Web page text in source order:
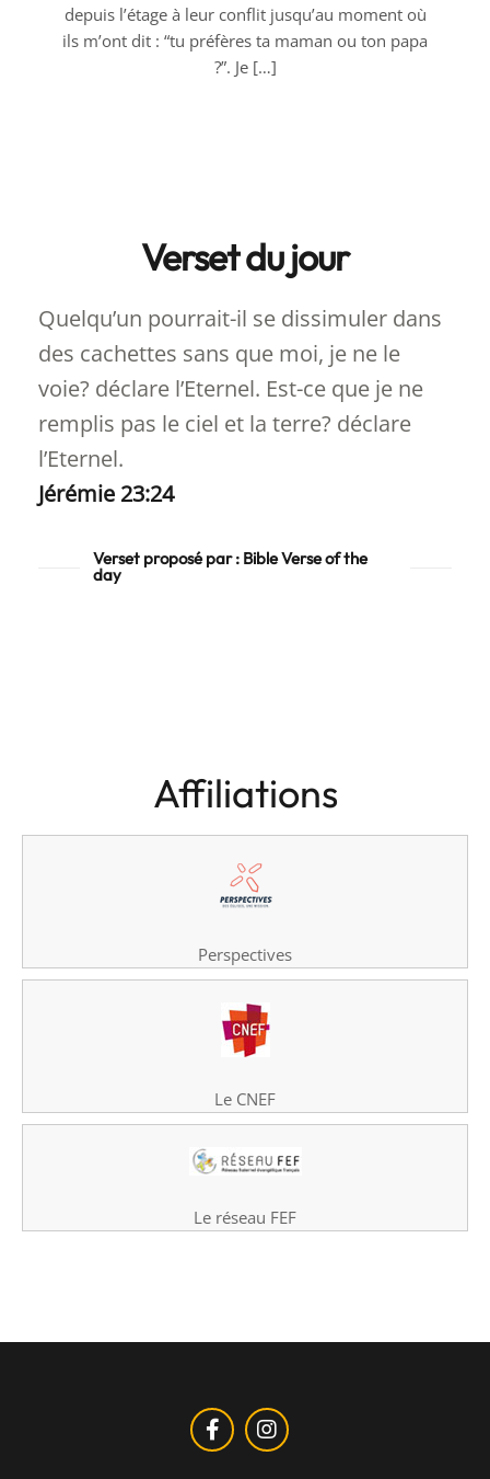
depuis l’étage à leur conflit jusqu’au moment où
ils m’ont dit : “tu préfères ta maman ou ton papa
?”. Je […]
Verset du jour
Quelqu’un pourrait-il se dissimuler dans
des cachettes sans que moi, je ne le
voie? déclare l’Eternel. Est-ce que je ne
remplis pas le ciel et la terre? déclare
l’Eternel.
Jérémie 23:24
Verset proposé par : Bible Verse of the
day
Affiliations
Perspectives
Le CNEF
Le réseau FEF